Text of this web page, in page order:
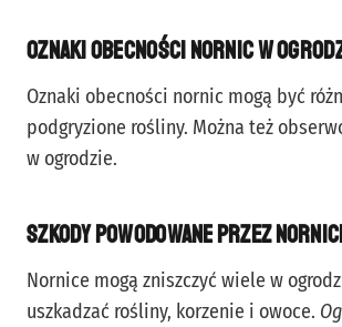
Oznaki obecności nornic w
Oznaki obecności nornic mogą być
podgryzione rośliny. Można też
w ogrodzie.
Szkody powodowane przez
Nornice mogą zniszczyć wiele w
uszkadzać rośliny, korzenie i owoce.